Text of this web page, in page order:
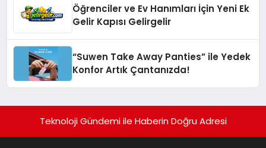
Öğrenciler ve Ev Hanımları İçin Yeni Ek
Gelir Kapısı Gelirgelir
“Suwen Take Away Panties” ile Yedek
Konfor Artık Çantanızda!
Teknoloji Gündemi ile Haberin Doğru Adresi